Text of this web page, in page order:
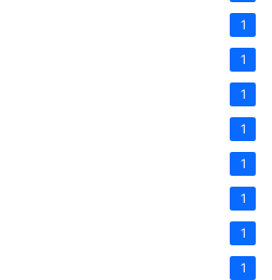
1
1
1
1
1
1
1
1